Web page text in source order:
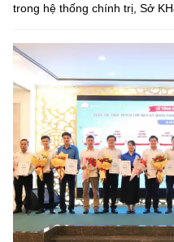
trong hệ thống chính trị, Sở